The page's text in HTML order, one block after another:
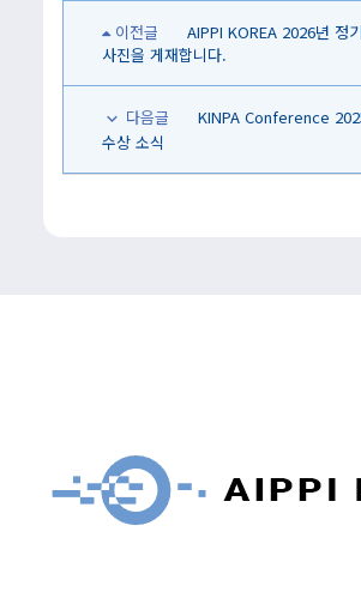
이전글
AIPPI KOREA 2026년 정
사진을 게재합니다.
다음글
KINPA Conference
수상 소식